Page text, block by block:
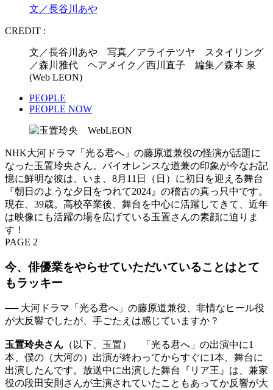
文／長谷川あや
CREDIT :
文／長谷川あや 写真／アライテツヤ スタイリング
／森川雅代 ヘアメイク／西川直子 編集／森本 泉
(Web LEON)
PEOPLE
PEOPLE NOW
NHK大河ドラマ「光る君へ」の藤原道兼役の怪演が話題に
なった玉置玲央さん。バイオレンスな道兼の印象が今なお記
憶に鮮明な彼は、いま、8月11日（日）に初日を迎える舞台
『朝日のような夕日をつれて2024』の稽古の真っ只中です。
現在、39歳。高校卒業後、舞台を中心に活躍してきて、近年
は映像にも活躍の場を広げている玉置さんの素顔に迫りま
す！
PAGE 2
今、俳優業をやらせていただいていることはとて
もラッキー
── 大河ドラマ「光る君へ」の藤原道兼役、非情なヒール役
が大反響でしたが、手ごたえは感じていますか？
玉置玲央さん （以下、玉置） 「光る君へ」の出演中に1
本、僕の（大河の）出演が終わってからすぐに1本、舞台に
出演したんです。放送中に出演した舞台『リア王』は、兼家
役の段田安則さんが主演されていたこともあってか反響が大